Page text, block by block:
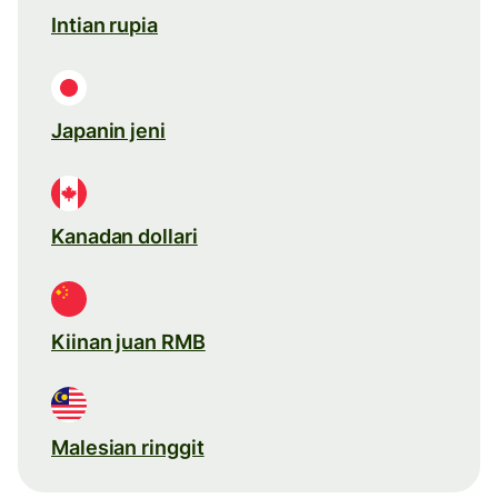
Intian rupia
Japanin jeni
Kanadan dollari
Kiinan juan RMB
Malesian ringgit